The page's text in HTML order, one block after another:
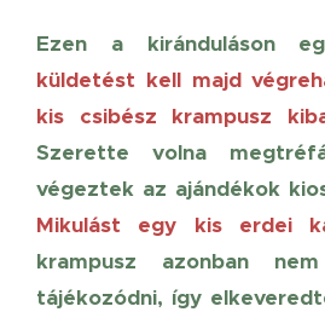
Ezen a kiránduláson
küldetést kell majd
kis csibész krampusz
Szerette volna
végeztek az ajándékok
Mikulást egy kis erdei
krampusz azonban
tájékozódni, így